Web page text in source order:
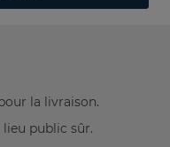
la livraison.
lieu public sûr.